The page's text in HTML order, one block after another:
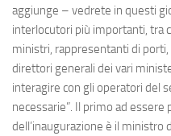
aggiunge – vedrete in questi
interlocutori più importanti, tra
ministri, rappresentanti di
direttori generali dei vari
interagire con gli operatori del
necessarie”. Il primo ad
dell’inaugurazione è il